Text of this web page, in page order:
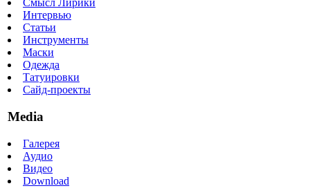
Смысл Лирики
Интервью
Статьи
Инструменты
Маски
Одежда
Татуировки
Сайд-проекты
Media
Галерея
Аудио
Видео
Download